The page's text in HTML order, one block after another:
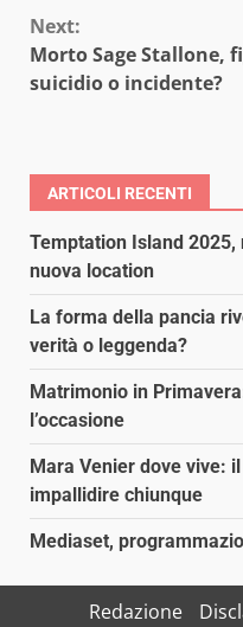
Next:
Morto Sage Stallone,
suicidio o incidente?
ARTICOLI RECENTI
Temptation Island
nuova location
La forma della pancia
verità o leggenda?
Matrimonio in
l’occasione
Mara Venier dove vive:
impallidire chiunque
Mediaset,
Redazione